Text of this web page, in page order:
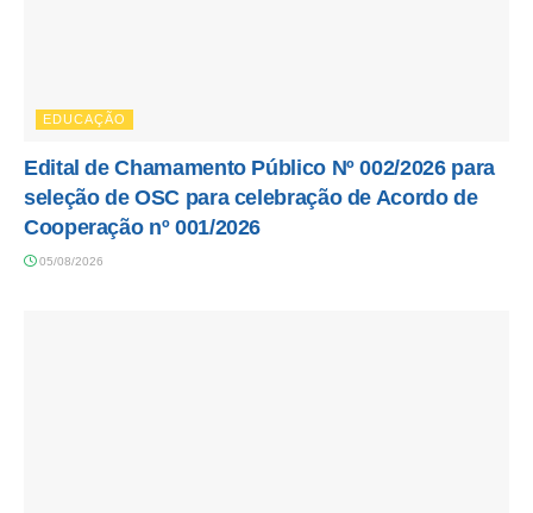
EDUCAÇÃO
Edital de Chamamento Público Nº 002/2026 para
seleção de OSC para celebração de Acordo de
Cooperação nº 001/2026
05/08/2026